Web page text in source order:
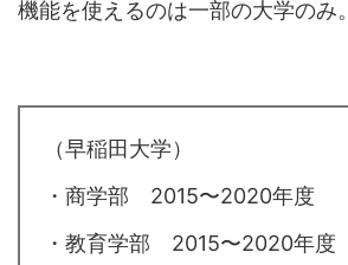
機能を使えるのは一部の大学のみ。
（早稲田大学）
・商学部 2015〜2020年度
・教育学部 2015〜2020年度